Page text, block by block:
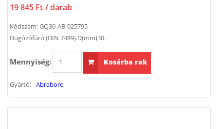
19 845 Ft / darab
Kódszám:GQ30-AB-025795
Dugózófúró (DIN 7489).D(mm)30.
Mennyiség: Kosárba rak
Gyártó: Abraboro